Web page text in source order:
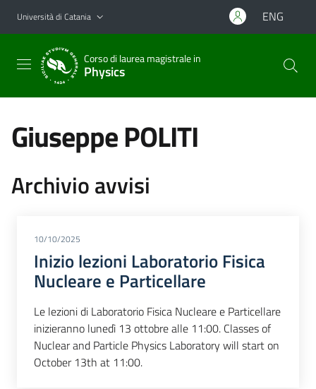
Vai al contenuto principale
Vai al menu di navigazione
Università di Catania ENG
Corso di laurea magistrale in
Physics
Giuseppe POLITI
Archivio avvisi
10/10/2025
Inizio lezioni Laboratorio Fisica
Nucleare e Particellare
Le lezioni di Laboratorio Fisica Nucleare e Particellare
inizieranno lunedì 13 ottobre alle 11:00. Classes of
Nuclear and Particle Physics Laboratory will start on
October 13th at 11:00.